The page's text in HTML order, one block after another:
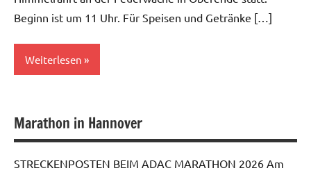
Beginn ist um 11 Uhr. Für Speisen und Getränke […]
Weiterlesen
Marathon in Hannover
STRECKENPOSTEN BEIM ADAC MARATHON 2026 Am